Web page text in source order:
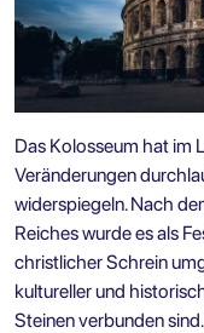
Das Kolosseum hat im
Veränderungen
widerspiegeln. Nach
Reiches wurde es als
christlicher Schrein
kultureller und
Steinen verbunden